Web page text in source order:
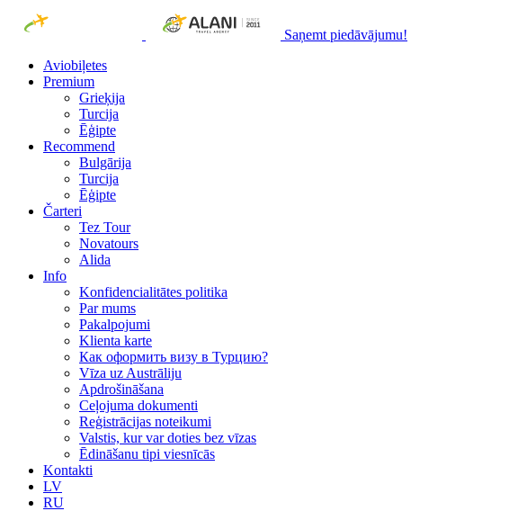
Saņemt piedāvājumu!
Aviobiļetes
Premium
Grieķija
Turcija
Ēģipte
Recommend
Bulgārija
Turcija
Ēģipte
Čarteri
Tez Tour
Novatours
Alida
Info
Konfidencialitātes politika
Par mums
Рakalpojumi
Klienta karte
Как оформить визу в Турцию?
Vīza uz Austrāliju
Apdrošināšana
Ceļojuma dokumenti
Reģistrācijas noteikumi
Valstis, kur var doties bez vīzas
Ēdināšanu tipi viesnīcās
Kontakti
LV
RU